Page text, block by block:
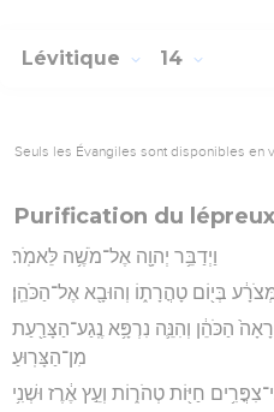
Lévitique 14
Seuls les Évangiles sont disponibles en
Purification du lépreux
וַיְדַבֵּ֥ר יְהוָ֖ה אֶל־מֹשֶׁ֥ה לֵּאמֹֽר׃
בְּי֖וֹם טָהֳרָת֑וֹ וְהוּבָ֖א אֶל־הַכֹּהֵֽן׃
הַכֹּהֵ֔ן וְהִנֵּ֛ה נִרְפָּ֥א נֶֽגַע־הַצָּרַ֖עַת
מִן־הַצָּרֽוּעַ׃
חַיּ֖וֹת טְהֹר֑וֹת וְעֵ֣ץ אֶ֔רֶז וּשְׁנִ֥י